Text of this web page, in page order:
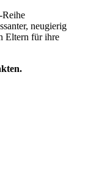
neugierig
Eltern für ihre